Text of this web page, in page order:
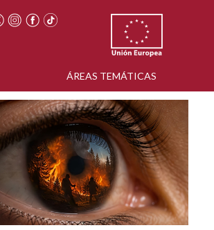
ÁREAS TEMÁTICAS